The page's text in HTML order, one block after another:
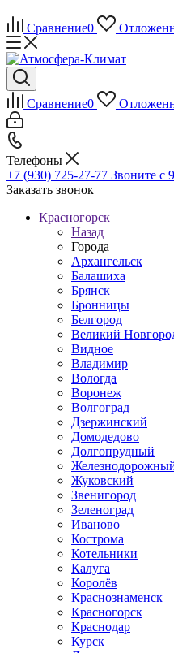
Сравнение0
Сравнение0
Телефоны
+7 (930) 725-27-77 Звоните с
Заказать звонок
Красногорск
Назад
Города
Архангельск
Балашиха
Брянск
Бронницы
Белгород
Великий
Видное
Владимир
Вологда
Воронеж
Волгоград
Дзержинский
Домодедово
Долгопрудный
Жуковский
Звенигород
Зеленоград
Иваново
Кострома
Котельники
Калуга
Королёв
Краснознаменск
Красногорск
Краснодар
Курск